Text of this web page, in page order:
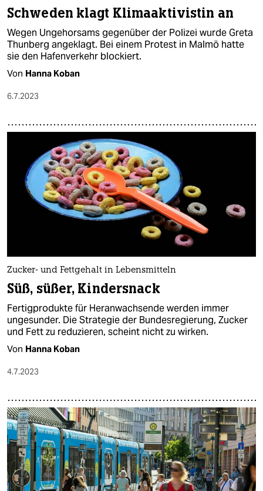
Schweden klagt Klimaaktivistin an
Wegen Ungehorsams gegenüber der Polizei wurde Greta
Thunberg angeklagt. Bei einem Protest in Malmö hatte
sie den Hafenverkehr blockiert.
Von Hanna Koban
6.7.2023
Zucker- und Fettgehalt in Lebensmitteln
Süß, süßer, Kindersnack
Fertigprodukte für Heranwachsende werden immer
ungesunder. Die Strategie der Bundesregierung, Zucker
und Fett zu reduzieren, scheint nicht zu wirken.
Von Hanna Koban
4.7.2023